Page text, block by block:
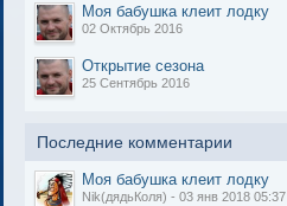
Моя бабушка клеит лодку
02 Октябрь 2016
Открытие сезона
25 Сентябрь 2016
Последние комментарии
Моя бабушка клеит лодку
Nik(дядьКоля) - 03 янв 2018 05:37